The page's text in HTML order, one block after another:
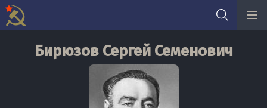
Бирюзов Сергей Семенович